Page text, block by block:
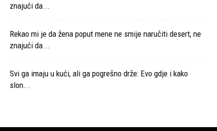
znajući da...
Rekao mi je da žena poput mene ne smije naručiti desert, ne
znajući da...
Svi ga imaju u kući, ali ga pogrešno drže: Evo gdje i kako
slon...